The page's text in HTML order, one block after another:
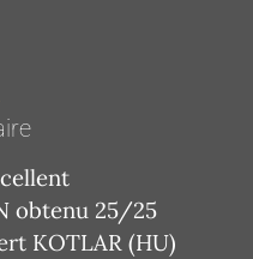
obtenu 25/25
KOTLAR (HU)